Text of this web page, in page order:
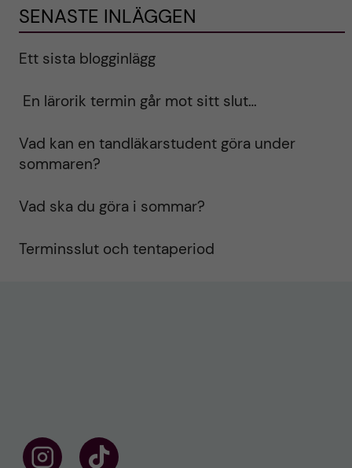
SENASTE INLÄGGEN
Ett sista blogginlägg
En lärorik termin går mot sitt slut…
Vad kan en tandläkarstudent göra under
sommaren?
Vad ska du göra i sommar?
Terminsslut och tentaperiod